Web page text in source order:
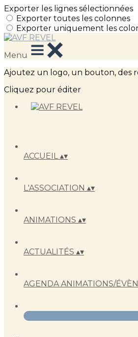
Exporter les lignes sélectionnées
Exporter toutes les colonnes
Exporter uniquement les
Menu
Ajoutez un logo, un bouton, des
Cliquez pour éditer
ACCUEIL▴▾
L'ASSOCIATION ▴▾
ANIMATIONS ▴▾
ACTUALITÉS ▴▾
AGENDA ANIMATIONS/